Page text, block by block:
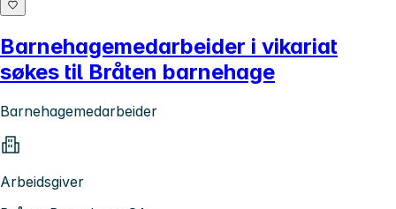
Barnehagemedarbeider i vikariat
søkes til Bråten barnehage
Barnehagemedarbeider
Arbeidsgiver